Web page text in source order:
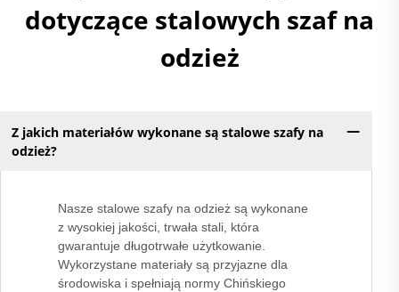
dotyczące stalowych szaf na
odzież
Z jakich materiałów wykonane są stalowe szafy na
odzież?
Nasze stalowe szafy na odzież są wykonane
z wysokiej jakości, trwała stali, która
gwarantuje długotrwałe użytkowanie.
Wykorzystane materiały są przyjazne dla
środowiska i spełniają normy Chińskiego